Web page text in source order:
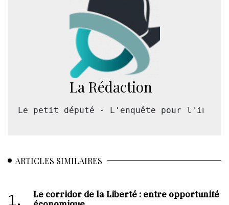
La Rédaction
Le petit député - L'enquête pour
ARTICLES SIMILAIRES
1.
Le corridor de la Liberté : entre opportunité